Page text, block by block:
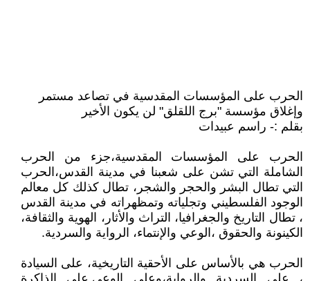
الحرب على المؤسسات المقدسية في تصاعد مستمر
وإغلاق مؤسسة "برج اللقلق" لن يكون الأخير
بقلم :- راسم عبيدات
الحرب على المؤسسات المقدسية،جزء من الحرب
الشاملة التي تشن على شعبنا في مدينة القدس،الحرب
التي تطال البشر والحجر والشجر، تطال كذلك كل معالم
الوجود الفلسطيني وتجلياته وتمظهراته في مدينة القدس
، تطال التاريخ والجغرافيا، التراث والأثار، الهوية والثقافة،
الكينونة والحقوق ،الوعي والإنتماء، الرواية والسردية.
الحرب هي بالأساس على الأحقية التاريخية، على السيادة